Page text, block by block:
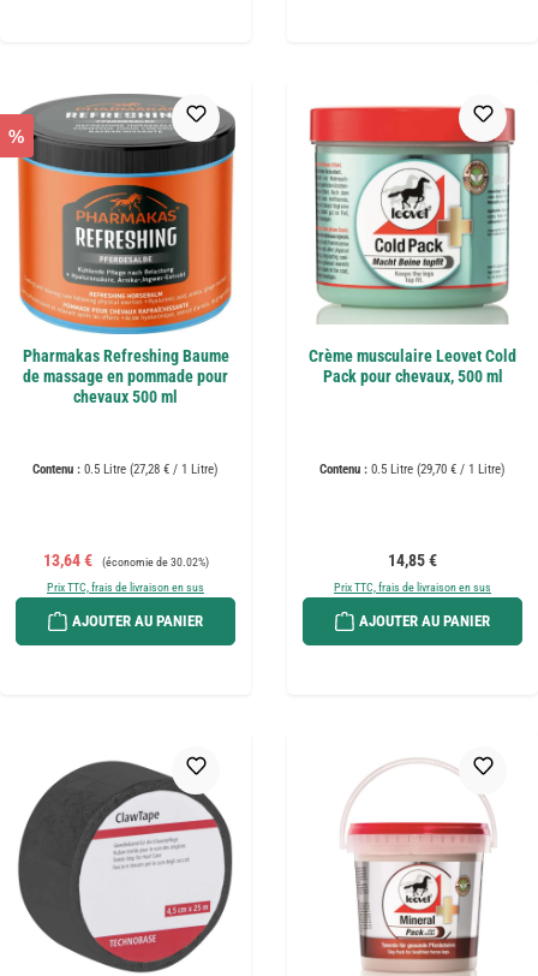
%
Pharmakas Refreshing Baume
de massage en pommade pour
chevaux 500 ml
Contenu : 0.5 Litre (27,28 € / 1 Litre)
Prix de vente :
13,64 € Prix régulier :
(économie de 30.02%)
Prix TTC, frais de livraison en sus
AJOUTER AU PANIER
Crème musculaire Leovet Cold
Pack pour chevaux, 500 ml
Contenu : 0.5 Litre (29,70 € / 1 Litre)
Prix régulier :
14,85 €
Prix TTC, frais de livraison en sus
AJOUTER AU PANIER